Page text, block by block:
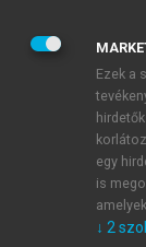
JELSZÓ
JELSZÓ ÚJRA
Kérek
Kérek
Ezek a
egy
is
↓ 2